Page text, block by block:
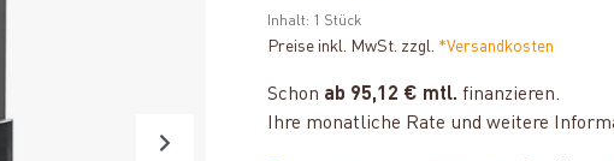
Inhalt: 1 Stück
Preise inkl. MwSt. zzgl. *Versandkosten
Schon ab 95,12 € mtl. finanzieren.
Ihre monatliche Rate und weitere